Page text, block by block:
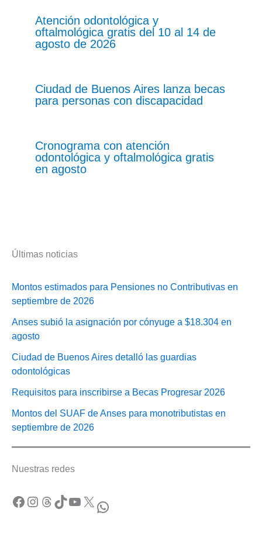
Atención odontológica y
oftalmológica gratis del 10 al 14 de
agosto de 2026
Ciudad de Buenos Aires lanza becas
para personas con discapacidad
Cronograma con atención
odontológica y oftalmológica gratis
en agosto
Últimas noticias
Montos estimados para Pensiones no Contributivas en
septiembre de 2026
Anses subió la asignación por cónyuge a $18.304 en
agosto
Ciudad de Buenos Aires detalló las guardias
odontológicas
Requisitos para inscribirse a Becas Progresar 2026
Montos del SUAF de Anses para monotributistas en
septiembre de 2026
Nuestras redes
Facebook Instagram Threads TikTok YouTube X WhatsApp